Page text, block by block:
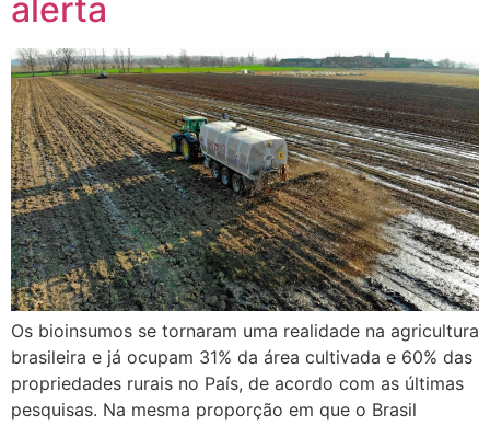
alerta
Os bioinsumos se tornaram uma realidade na agricultura
brasileira e já ocupam 31% da área cultivada e 60% das
propriedades rurais no País, de acordo com as últimas
pesquisas. Na mesma proporção em que o Brasil